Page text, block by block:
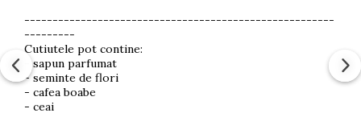
-------------------------------------------------------
---------
Cutiutele pot contine:
- sapun parfumat
- seminte de flori
- cafea boabe
- ceai